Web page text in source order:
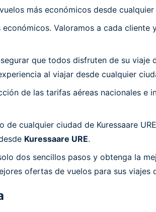
más económicos desde cualquier
Valoramos a cada
que todos disfruten de su viaje
al viajar desde cualquier
de las tarifas aéreas nacionales e
cualquier ciudad de Kuressaare
Kuressaare URE.
dos sencillos pasos y obtenga la
ofertas de vuelos para sus viajes